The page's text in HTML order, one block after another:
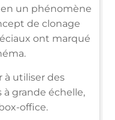
un phénomène
de clonage
ont marqué
à utiliser des
grande échelle,
office.